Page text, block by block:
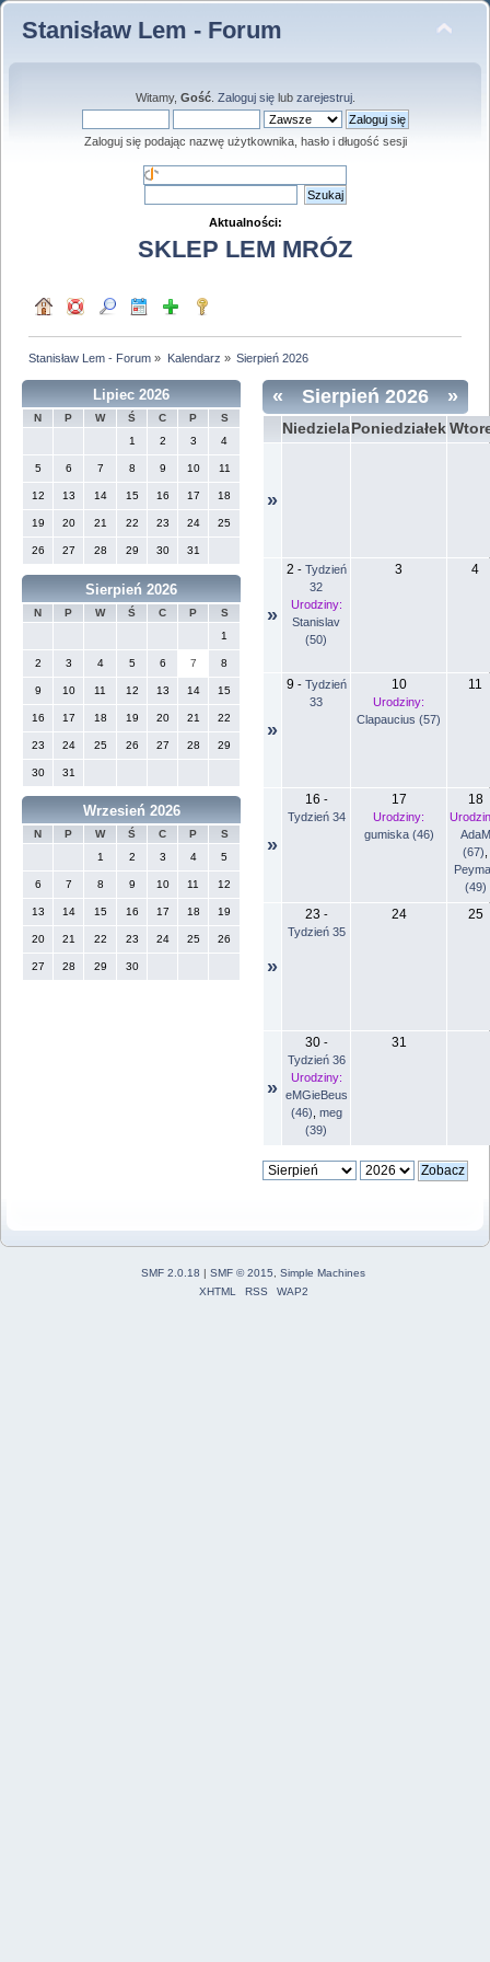
Stanisław Lem - Forum
Witamy, Gość. Zaloguj sięlub zarejestruj.
Zaloguj się podając nazwę użytkownika, hasło i długość sesji
Aktualności:
SKLEP LEM MRÓZ
Stanisław Lem - Forum » Kalendarz » Sierpień 2026
Lipiec 2026
N P W Ś C P
S
1
2 3 4
5 6 7 8 9 10 11
12 13 14 15 16 17 18
19 20 21 22 23 24 25
26 27 28 29 30 31
Sierpień 2026
N P W Ś C P
S
1
2 3 4 5 6 7 8
9 10 11 12 13 14 15
16 17 18 19 20 21 22
23 24 25 26 27 28 29
30 31
Wrzesień 2026
N P W Ś C P
S
1
2 3 4 5
6 7 8 9 10 11 12
13 14 15 16 17 18 19
20 21 22 23 24 25 26
27 28 29 30
« »
Sierpień 2026
Niedziela Poniedziałek
»
»
2 - Tydzień
32
Urodziny:
Stanislav
(50)
3 4
»
9 - Tydzień
33
10
Urodziny:
Clapaucius (57)
11
»
16 -
Tydzień 34
17
Urodziny:
gumiska (46)
18
AdaM
(67)
(49)
»
23 -
Tydzień 35
24 25
»
30-
Tydzień 36
Urodziny:
eMGieBeus
(46) meg
(39)
31
SMF 2.0.18 | SMF © 2015
Simple Machines
XHTML
RSS WAP2